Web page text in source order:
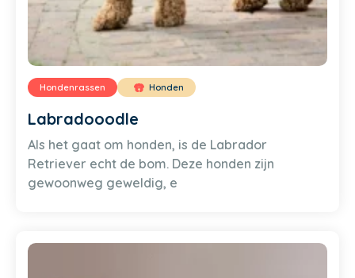
Hondenrassen Honden
Labradooodle
Als het gaat om honden, is de Labrador
Retriever echt de bom. Deze honden zijn
gewoonweg geweldig, e